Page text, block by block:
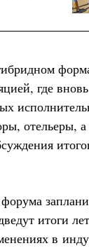
где
отельеры,
итоги
в